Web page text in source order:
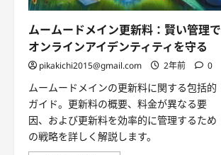
ムームードメイン更新料：賢い管理で
オンラインアイデンティティを守る
pikakichi2015@gmail.com 2年前 0
ムームードメインの更新料に関する包括的
ガイド。更新料の概要、料金が異なる要
因、および更新料を効率的に管理するため
の戦略を詳しく解説します。